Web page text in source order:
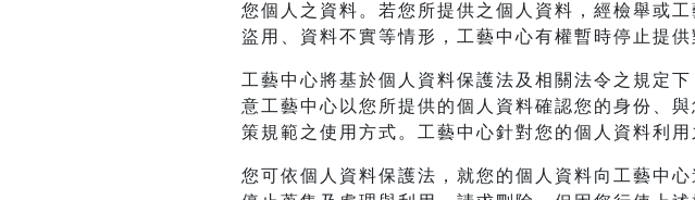
您個人之資料。若您所提供之個人資料，經檢舉或
盜用、資料不實等情形，工藝中心有權暫時停止提供
工藝中心將基於個人資料保護法及相關法令之規定
意工藝中心以您所提供的個人資料確認您的身份、
策規範之使用方式。工藝中心針對您的個人資料利
您可依個人資料保護法，就您的個人資料向工藝中